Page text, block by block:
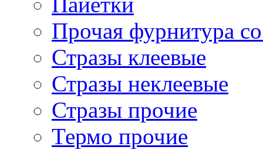
Прочая фурнитура
Стразы клеевые
Стразы неклеевые
Стразы прочие
Термо прочие